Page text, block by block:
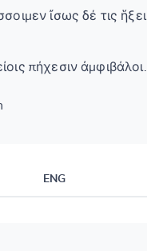
ἴσως δέ τις ἥξει
πήχεσιν ἀμφιβάλοι.
ENG